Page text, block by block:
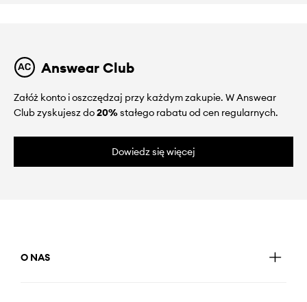
Answear Club
Załóż konto i oszczędzaj przy każdym zakupie. W Answear
Club zyskujesz do20%stałego rabatu od cen regularnych.
Dowiedz się więcej
O NAS